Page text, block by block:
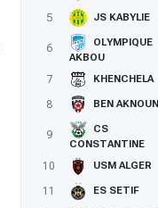
5
JS KABYLIE
6
OLYMPIQUE
AKBOU
7 KHENCHELA
8
BEN AKNOUN
9
CS
CONSTANTINE
10 USM ALGER
11
ES SETIF